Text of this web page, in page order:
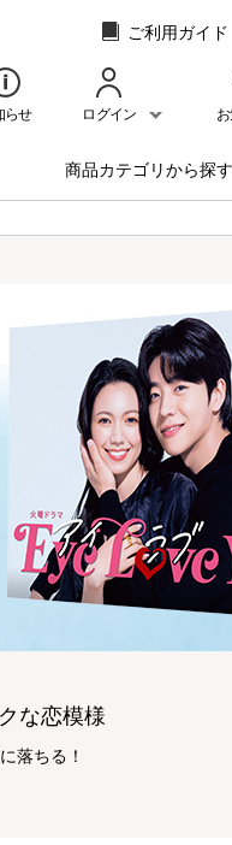
ご利用ガイド
らせ ログイン
商品カテゴリから探す
な恋模様
落ちる！